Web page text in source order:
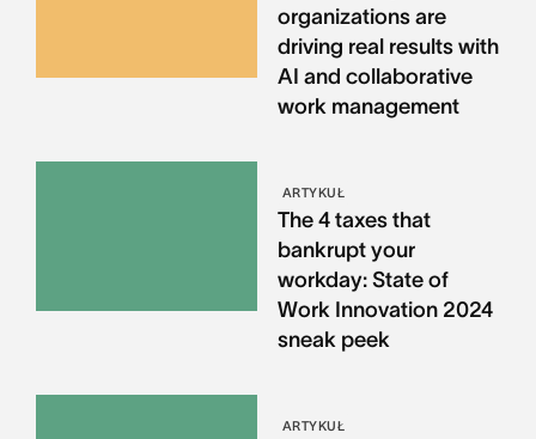
organizations are
driving real results with
AI and collaborative
work management
ARTYKUŁ
The 4 taxes that
bankrupt your
workday: State of
Work Innovation 2024
sneak peek
ARTYKUŁ